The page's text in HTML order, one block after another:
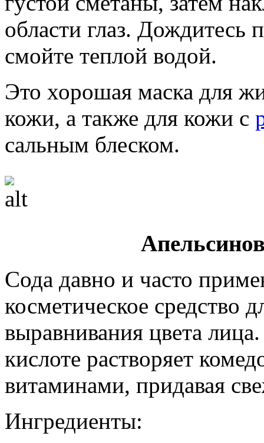
области глаз. Дождитесь
смойте теплой водой.
Это хорошая маска для
кожи, а также для кожи с
сальным блеском.
Сода давно и часто
косметическое средство
выравнивания цвета
кислоте растворяет
витаминами, придавая
Ингредиенты: